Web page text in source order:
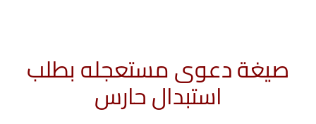
صيغة دعوى مستعجله بطلب
استبدال حارس